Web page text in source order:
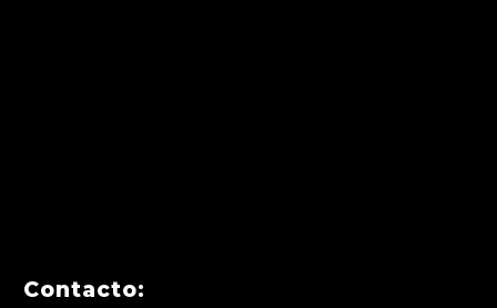
Contacto: